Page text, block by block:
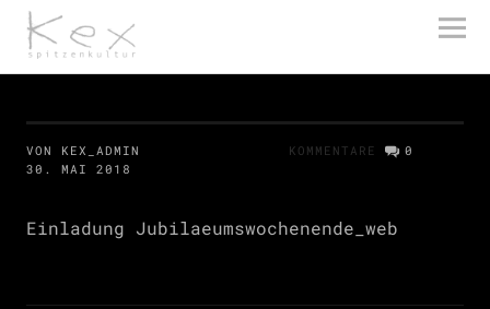
kex spitzenkultur
VON KEX_ADMIN
30. MAI 2018
KOMMENTARE 0
Einladung Jubilaeumswochenende_web